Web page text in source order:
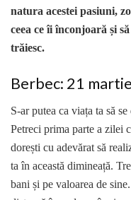
natura acestei pasiuni,
ceea ce îi înconjoară și
trăiesc.
Berbec: 21
S-ar putea ca viața ta să
Petreci prima parte a zilei
dorești cu adevărat să
ta în această dimineață.
bani și pe valoarea de